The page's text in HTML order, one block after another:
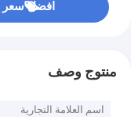
افضل سعر
منتوج وصف
اسم العلامة التجارية